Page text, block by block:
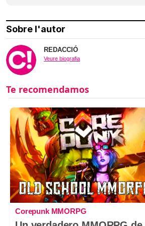
Sobre l'autor
REDACCIÓ
Veure biografia
Corepunk MMORPG